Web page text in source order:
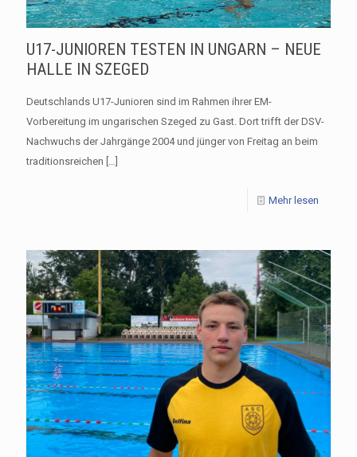
U17-JUNIOREN TESTEN IN UNGARN – NEUE
HALLE IN SZEGED
Deutschlands U17-Junioren sind im Rahmen ihrer EM-
Vorbereitung im ungarischen Szeged zu Gast. Dort trifft der DSV-
Nachwuchs der Jahrgänge 2004 und jünger von Freitag an beim
traditionsreichen […]
Mehr lesen